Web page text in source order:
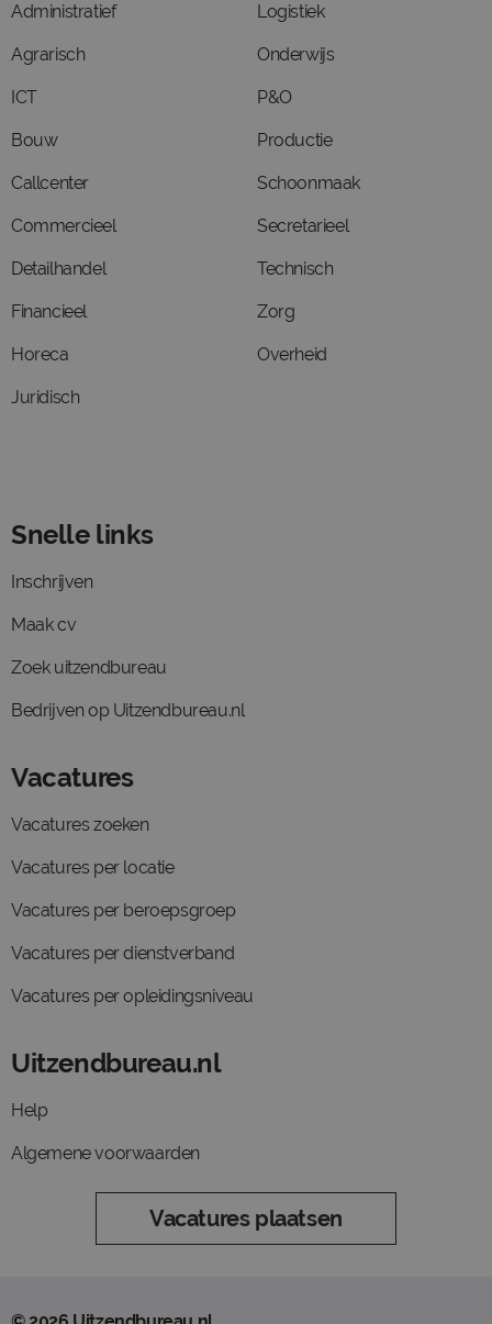
Administratief
Agrarisch
ICT
Bouw
Callcenter
Commercieel
Detailhandel
Financieel
Horeca
Juridisch
Logistiek
Onderwijs
P&O
Productie
Schoonmaak
Secretarieel
Technisch
Zorg
Overheid
Snelle links
Inschrijven
Maak cv
Zoek uitzendbureau
Bedrijven op Uitzendbureau.nl
Vacatures
Vacatures zoeken
Vacatures per locatie
Vacatures per beroepsgroep
Vacatures per dienstverband
Vacatures per opleidingsniveau
Uitzendbureau.nl
Help
Algemene voorwaarden
Vacatures plaatsen